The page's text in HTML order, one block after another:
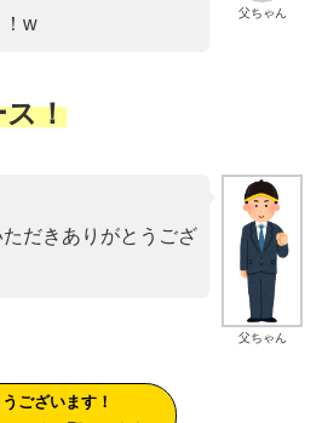
父ちゃん
！w
ス！
父ちゃん
だきありがとうござ
ございます！